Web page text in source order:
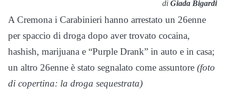
di Giada Bigardi
A Cremona i Carabinieri hanno arrestato un 26enne
per spaccio di droga dopo aver trovato cocaina,
hashish, marijuana e “Purple Drank” in auto e in casa;
un altro 26enne è stato segnalato come assuntore (foto
di copertina: la droga sequestrata)